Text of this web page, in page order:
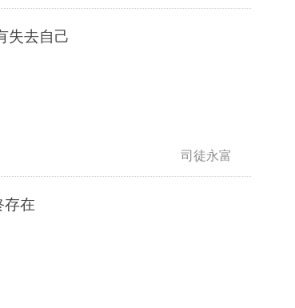
叫沒有失去自己
司徒永富
存在